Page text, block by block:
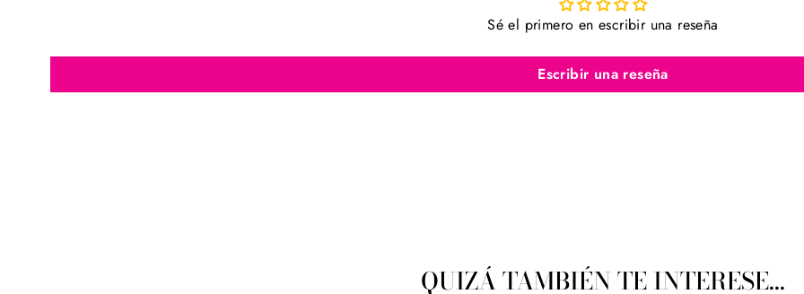
Sé el primero en escribir una reseña
Escribir una reseña
QUIZÁ TAMBIÉN TE INTERESE...